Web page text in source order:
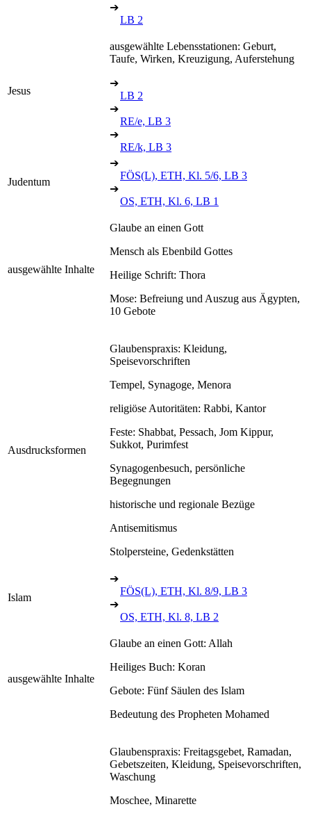
➔
LB 2
Jesus
ausgewählte Lebensstationen: Geburt,
Taufe, Wirken, Kreuzigung, Auferstehung
➔
LB 2
➔
RE/e, LB 3
➔
RE/k, LB 3
Judentum
➔
FÖS(L), ETH, Kl. 5/6, LB 3
➔
OS, ETH, Kl. 6, LB 1
ausgewählte Inhalte
Glaube an einen Gott
Mensch als Ebenbild Gottes
Heilige Schrift: Thora
Mose: Befreiung und Auszug aus Ägypten,
10 Gebote
Ausdrucksformen
Glaubenspraxis: Kleidung,
Speisevorschriften
Tempel, Synagoge, Menora
religiöse Autoritäten: Rabbi, Kantor
Feste: Shabbat, Pessach, Jom Kippur,
Sukkot, Purimfest
Synagogenbesuch, persönliche
Begegnungen
historische und regionale Bezüge
Antisemitismus
Stolpersteine, Gedenkstätten
Islam
➔
FÖS(L), ETH, Kl. 8/9, LB 3
➔
OS, ETH, Kl. 8, LB 2
ausgewählte Inhalte
Glaube an einen Gott: Allah
Heiliges Buch: Koran
Gebote: Fünf Säulen des Islam
Bedeutung des Propheten Mohamed
Glaubenspraxis: Freitagsgebet, Ramadan,
Gebetszeiten, Kleidung, Speisevorschriften,
Waschung
Moschee, Minarette